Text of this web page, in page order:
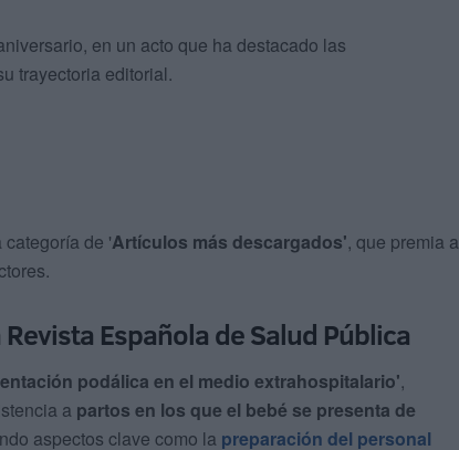
en un acto que ha destacado las
trayectoria editorial.
de 'Artículos más descargados', que premia a
Española de Salud Pública
podálica en el medio extrahospitalario',
a partos en los que el bebé se presenta de
aspectos clave como la preparación del personal